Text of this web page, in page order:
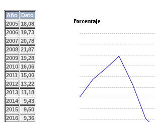
Año
Dato
2005 18,08
2006 19,73
2007 20,78
2008 21,87
2009 19,28
2010 16,06
2011 15,00
2012 13,22
2013 11,18
2014
9,43
2015
9,50
2016
9,36